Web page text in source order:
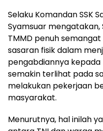
Selaku Komandan SSK
Syamsuar mengatakan,
TMMD penuh
sasaran fisik dalam
pengabdiannya
semakin terlihat pada
melakukan pekerjaan
masyarakat.
Menurutnya, hal inilah